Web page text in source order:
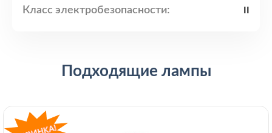
Класс электробезопасности:
Подходящие лампы